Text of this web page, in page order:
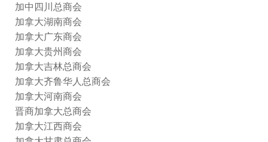
加中四川总商会
加拿大湖南商会
加拿大广东商会
加拿大贵州商会
加拿大吉林总商会
加拿大齐鲁华人总商会
加拿大河南商会
晋商加拿大总商会
加拿大江西商会